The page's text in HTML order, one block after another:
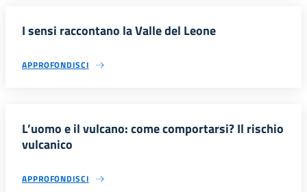
I sensi raccontano la Valle del Leone
APPROFONDISCI
L’uomo e il vulcano: come comportarsi? Il rischio
vulcanico
APPROFONDISCI